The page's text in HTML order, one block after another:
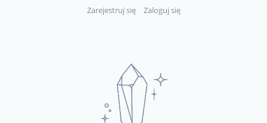
Zarejestruj się Zaloguj się